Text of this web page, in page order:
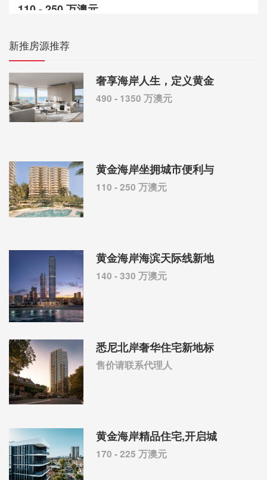
110 - 250 万澳元
新推房源推荐
奢享海岸人生，定义黄金
490 - 1350 万澳元
黄金海岸坐拥城市便利与
110 - 250 万澳元
黄金海岸海滨天际线新地
140 - 330 万澳元
悉尼北岸奢华住宅新地标
售价请联系代理人
黄金海岸精品住宅,开启城
170 - 225 万澳元